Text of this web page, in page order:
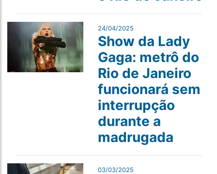
24/04/2025
Show da Lady
Gaga: metrô do
Rio de Janeiro
funcionará sem
interrupção
durante a
madrugada
03/03/2025